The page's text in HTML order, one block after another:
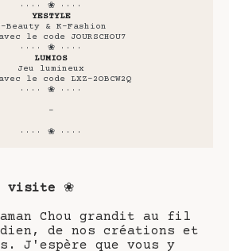
···· ❀ ····
YESTYLE
Beauty & K-Fashion
le code JOURSCHOU7
···· ❀ ····
LUMIOS
Jeu lumineux
le code LXZ-2OBCW2Q
···· ❀ ····
-
···· ❀ ····
visite ❀
Chou grandit au fil
de nos créations et
J'espère que vous y